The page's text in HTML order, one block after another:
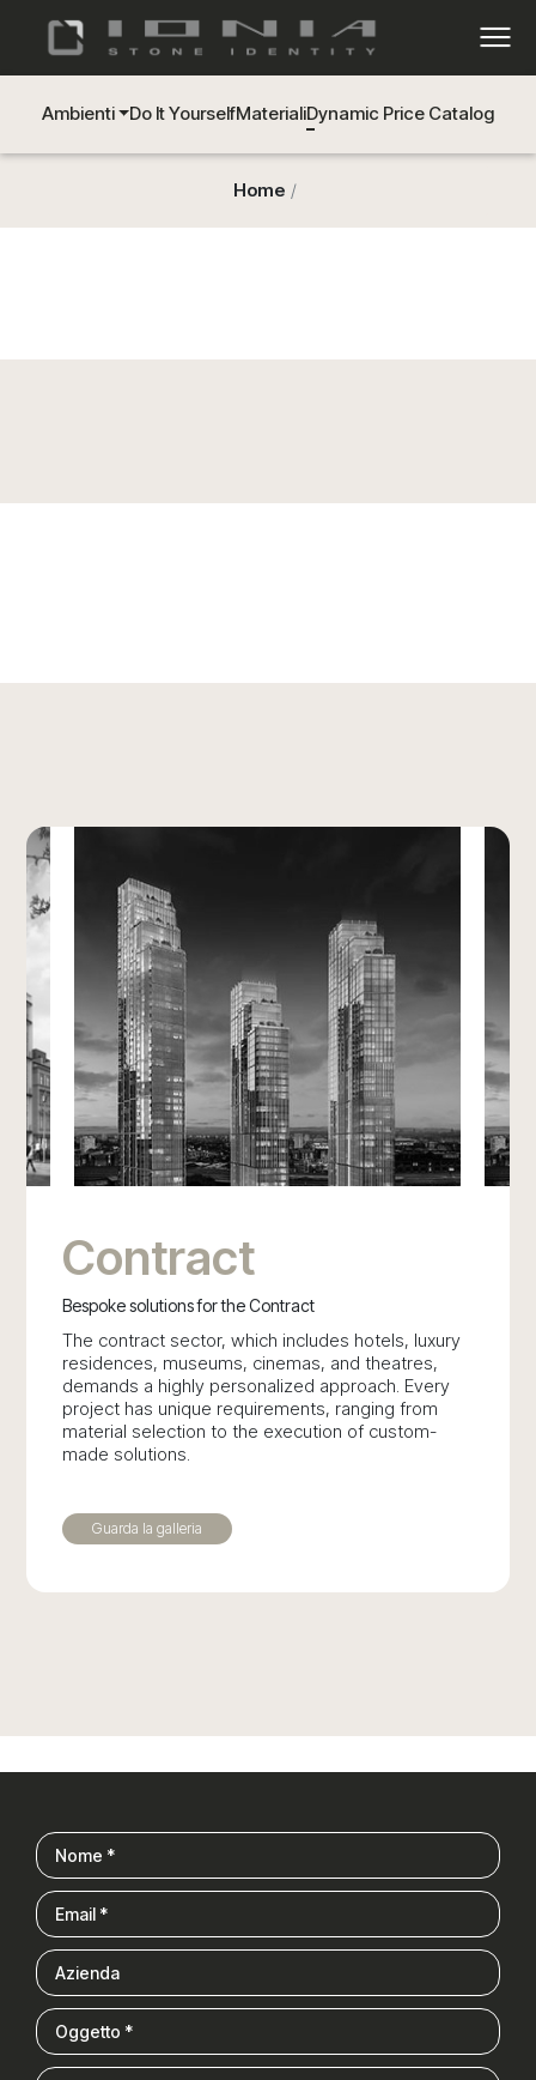
Ambienti Do It YourselfMaterialiDynamic Price Catalog
Home
Contract
Bespoke solutions for the Contract
The contract sector, which includes hotels, luxury
residences, museums, cinemas, and theatres,
demands a highly personalized approach. Every
project has unique requirements, ranging from
material selection to the execution of custom-
made solutions.
Guarda la galleria